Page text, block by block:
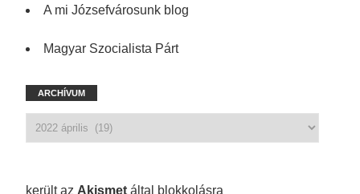
A mi Józsefvárosunk blog
Magyar Szocialista Párt
ARCHÍVUM
került az Akismet által blokkolásra